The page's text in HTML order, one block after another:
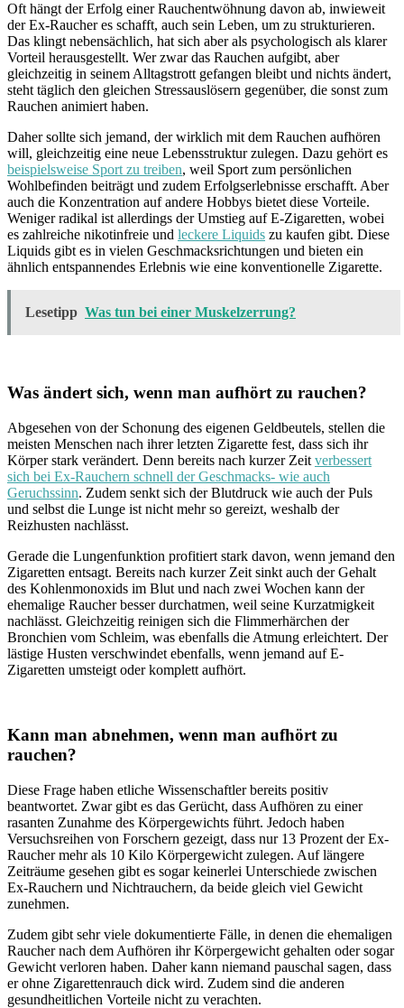
Oft hängt der Erfolg einer Rauchentwöhnung davon ab, inwieweit
der Ex-Raucher es schafft, auch sein Leben, um zu strukturieren.
Das klingt nebensächlich, hat sich aber als psychologisch als klarer
Vorteil herausgestellt. Wer zwar das Rauchen aufgibt, aber
gleichzeitig in seinem Alltagstrott gefangen bleibt und nichts ändert,
steht täglich den gleichen Stressauslösern gegenüber, die sonst zum
Rauchen animiert haben.
Daher sollte sich jemand, der wirklich mit dem Rauchen aufhören
will, gleichzeitig eine neue Lebensstruktur zulegen. Dazu gehört es
beispielsweise Sport zu treiben, weil Sport zum persönlichen
Wohlbefinden beiträgt und zudem Erfolgserlebnisse erschafft. Aber
auch die Konzentration auf andere Hobbys bietet diese Vorteile.
Weniger radikal ist allerdings der Umstieg auf E-Zigaretten, wobei
es zahlreiche nikotinfreie und leckere Liquids zu kaufen gibt. Diese
Liquids gibt es in vielen Geschmacksrichtungen und bieten ein
ähnlich entspannendes Erlebnis wie eine konventionelle Zigarette.
Lesetipp Was tun bei einer Muskelzerrung?
Was ändert sich, wenn man aufhört zu rauchen?
Abgesehen von der Schonung des eigenen Geldbeutels, stellen die
meisten Menschen nach ihrer letzten Zigarette fest, dass sich ihr
Körper stark verändert. Denn bereits nach kurzer Zeit verbessert
sich bei Ex-Rauchern schnell der Geschmacks- wie auch
Geruchssinn. Zudem senkt sich der Blutdruck wie auch der Puls
und selbst die Lunge ist nicht mehr so gereizt, weshalb der
Reizhusten nachlässt.
Gerade die Lungenfunktion profitiert stark davon, wenn jemand den
Zigaretten entsagt. Bereits nach kurzer Zeit sinkt auch der Gehalt
des Kohlenmonoxids im Blut und nach zwei Wochen kann der
ehemalige Raucher besser durchatmen, weil seine Kurzatmigkeit
nachlässt. Gleichzeitig reinigen sich die Flimmerhärchen der
Bronchien vom Schleim, was ebenfalls die Atmung erleichtert. Der
lästige Husten verschwindet ebenfalls, wenn jemand auf E-
Zigaretten umsteigt oder komplett aufhört.
Kann man abnehmen, wenn man aufhört zu
rauchen?
Diese Frage haben etliche Wissenschaftler bereits positiv
beantwortet. Zwar gibt es das Gerücht, dass Aufhören zu einer
rasanten Zunahme des Körpergewichts führt. Jedoch haben
Versuchsreihen von Forschern gezeigt, dass nur 13 Prozent der Ex-
Raucher mehr als 10 Kilo Körpergewicht zulegen. Auf längere
Zeiträume gesehen gibt es sogar keinerlei Unterschiede zwischen
Ex-Rauchern und Nichtrauchern, da beide gleich viel Gewicht
zunehmen.
Zudem gibt sehr viele dokumentierte Fälle, in denen die ehemaligen
Raucher nach dem Aufhören ihr Körpergewicht gehalten oder sogar
Gewicht verloren haben. Daher kann niemand pauschal sagen, dass
er ohne Zigarettenrauch dick wird. Zudem sind die anderen
gesundheitlichen Vorteile nicht zu verachten.